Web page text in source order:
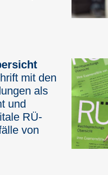
mit den
als
und
RÜ-
von